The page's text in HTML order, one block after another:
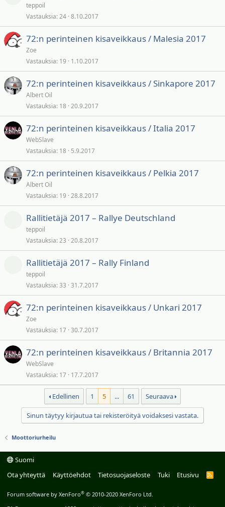
teppoil
Vastauksia 24 8.10.2017
72:n perinteinen kisaveikkaus / Malesia 2017
Zoe
Vastauksia 19 1.10.2017
72:n perinteinen kisaveikkaus / Sinkapore 2017
Albert Oil
Vastauksia 18 20.9.2017
72:n perinteinen kisaveikkaus / Italia 2017
WebSlave
Vastauksia 18 5.9.2017
72:n perinteinen kisaveikkaus / Pelkia 2017
Albert Oil
Vastauksia 19 28.8.2017
Rallitietäjä 2017 – Rallye Deutschland
teppoil
Vastauksia 23 20.8.2017
Rallitietäjä 2017 – Rally Finland
teppoil
Vastauksia 33 31.7.2017
72:n perinteinen kisaveikkaus / Unkari 2017
Zoe
Vastauksia 17 30.7.2017
72:n perinteinen kisaveikkaus / Britannia 2017
WebSlave
Vastauksia 17 17.7.2017
Edellinen 1 5 ... 61 Seuraava
Sinun täytyy kirjautua tai rekisteröityä voidaksesi vastata.
Moottoriurheilu
Suomi
Ota yhteyttä
Käyttöehdot Tietosuojaseloste Tuki Etusivu
R
Forum software by XenForo® © 2010-2020 XenForo Ltd.